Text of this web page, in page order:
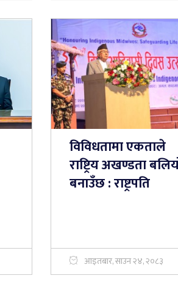
विविधतामा एकताले
राष्ट्रिय अखण्डता
बनाउँछ : राष्ट्रपति
आइतबार, साउन २४, २०८३